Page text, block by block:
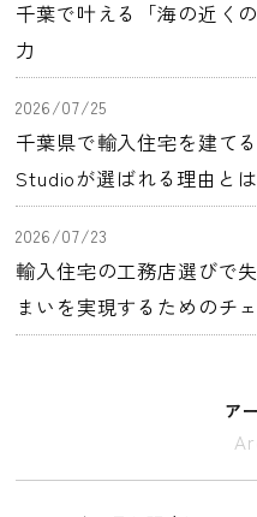
千葉で叶える「海の近く
力
2026/07/25
千葉県で輸入住宅を建て
Studioが選ばれる理由とは
2026/07/23
輸入住宅の工務店選びで
まいを実現するためのチ
ア